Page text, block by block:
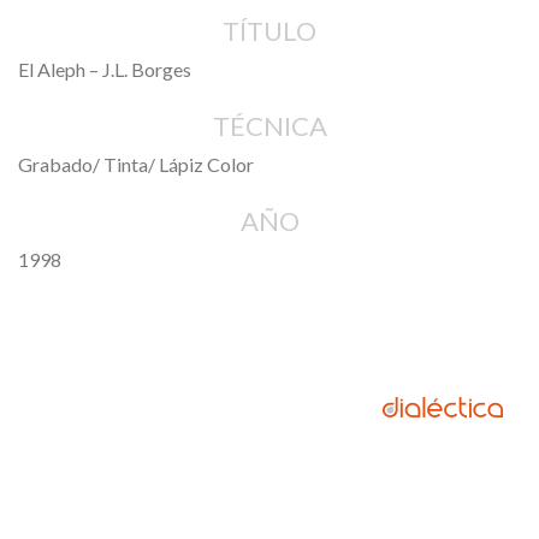
TÍTULO
El Aleph – J.L. Borges
TÉCNICA
Grabado/ Tinta/ Lápiz Color
AÑO
1998